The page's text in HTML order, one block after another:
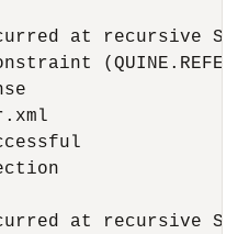
at recursive
at recursive